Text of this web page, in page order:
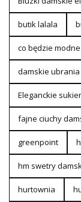
butik lalala
co będzie
damskie ubrania
Eleganckie
fajne ciuchy
greenpoint
hm swetry
hurtownia